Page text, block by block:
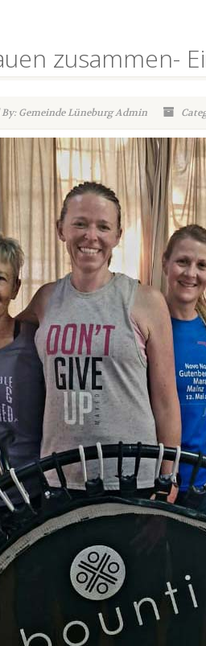
zusammen-
By: Gemeinde Lüneburg Admin